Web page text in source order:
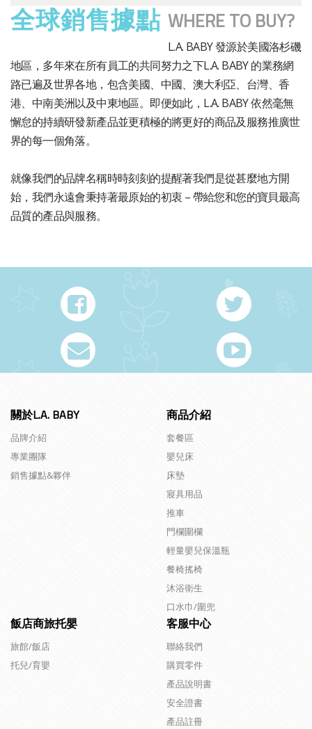
全球銷售據點 WHERE TO BUY?
L.A. BABY 發源於美國洛杉磯
地區，多年來在所有員工的共同努力之下L.A. BABY 的業務網
路已遍及世界各地，包含美國、中國、澳大利亞、台灣、香
港、中南美洲以及中東地區。即便如此，L.A. BABY 依然毫無
懈怠的持續研發新產品並更積極的將更好的商品及服務推廣世
界的每一個角落。
就像我們的品牌名稱時時刻刻的提醒著我們是從甚麼地方開
始，我們永遠會秉持著最原始的初衷 – 帶給您和您的寶貝最高
品質的產品與服務。
關於L.A. BABY
品牌介紹
專業團隊
銷售據點&夥伴
商品介紹
套餐區
嬰兒床
床墊
寢具用品
推車
門欄圍欄
輕量嬰兒保溫瓶
餐椅搖椅
沐浴衛生
口水巾/圍兜
飯店商旅托嬰
旅館/飯店
托兒/育嬰
客服中心
聯絡我們
購買零件
產品說明書
安全證書
產品註冊